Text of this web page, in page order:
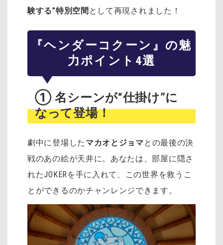
験する”特別空間 として再現されました！
『ヘンダーコクーン』の魅
力ポイント4選
① 名シーンが“仕掛け”に
なって登場！
劇中に登場した マカオとジョマ との最後の決
戦のあの絵が天井に。あなたは、部屋に隠さ
れたJOKERを手に入れて、この世界を救うこ
とができるのかチャンレンジできます。